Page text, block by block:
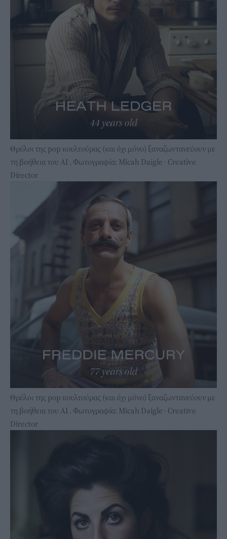
Θρύλοι της pop κουλτούρας (και όχι μόνο) ξαναζωντανεύουν με
τη βοήθεια του ΑΙ . Φωτογραφία: Micah Daigle · Creative
Director
Θρύλοι της pop κουλτούρας (και όχι μόνο) ξαναζωντανεύουν με
τη βοήθεια του ΑΙ . Φωτογραφία: Micah Daigle · Creative
Director